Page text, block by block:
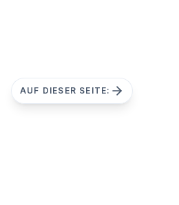
AUF DIESER SEITE: